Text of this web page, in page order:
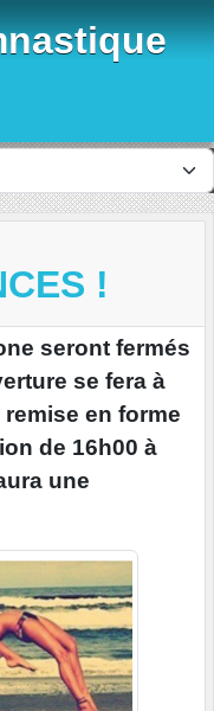
!
seront fermés
se fera à
en forme
de 16h00 à
une